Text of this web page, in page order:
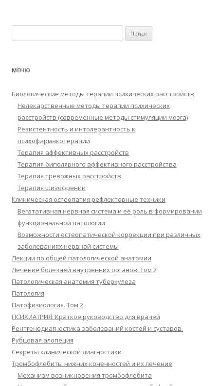
МЕНЮ
Биологические методы терапии психических расстройств
Нелекарственные методы терапии психических
расстройств (современные методы стимуляции мозга)
Резистентность и интолерантность к
психофармакотерапии
Терапия аффективных расстройств
Терапия биполярного аффективного расстройства
Терапия тревожных расстройств
Терапия шизофрении
Клиническая остеопатия рефлекторные техники
Вегатативная нервная система и её роль в формировании
функциональной патологии
Возможности остеопатической коррекции при различных
заболеваниях нервной системы
Лекции по общей патологической анатомии
Лечение болезней внутренних органов. Том 2
Патологическая анатомия туберкулеза
Патология
Патофизиология. Том 2
ПСИХИАТРИЯ. Краткое руководство для врачей
Рентгенодиагностика заболеваний костей и суставов.
Рубцовая алопеция
Секреты клинической диагностики
Тромбофлебиты нижних конечностей и их лечение
Механизм возникновения тромбофлебита